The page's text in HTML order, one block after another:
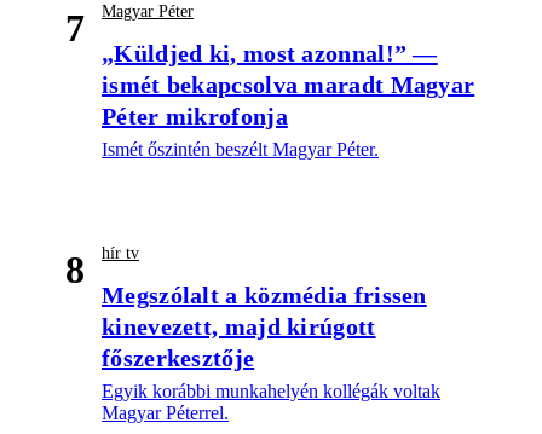
7 Magyar Péter
„Küldjed ki, most azonnal!” —
ismét bekapcsolva maradt Magyar
Péter mikrofonja
Ismét őszintén beszélt Magyar Péter.
8 hír tv
Megszólalt a közmédia frissen
kinevezett, majd kirúgott
főszerkesztője
Egyik korábbi munkahelyén kollégák voltak
Magyar Péterrel.